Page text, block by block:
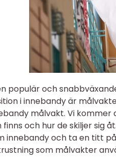
populär och
i innebandy är
målvakt. Vi
och hur de skiljer sig
innebandy och ta en titt
som målvakter